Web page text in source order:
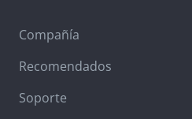
Compañía
Recomendados
Soporte